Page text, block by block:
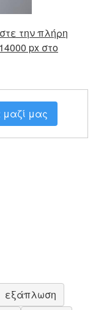
την πλήρη
px στο
μας
εξάπλωση